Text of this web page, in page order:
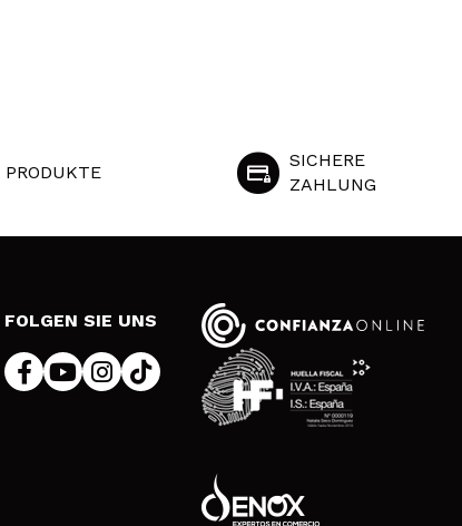
PRODUKTE
SICHERE
ZAHLUNG
FOLGEN SIE UNS